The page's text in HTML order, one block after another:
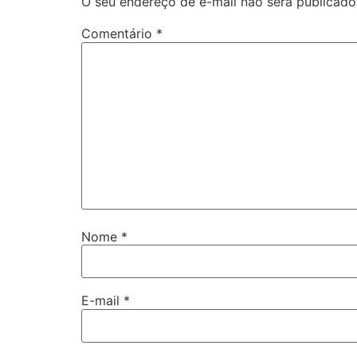
Comentário *
Nome *
E-mail *